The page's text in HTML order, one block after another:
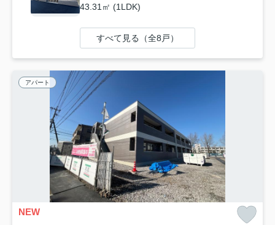
43.31㎡ (1LDK)
すべて見る（全8戸）
アパート
NEW